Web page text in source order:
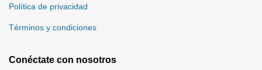
Política de privacidad
Términos y condiciones
Conéctate con nosotros